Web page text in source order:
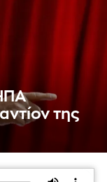
της